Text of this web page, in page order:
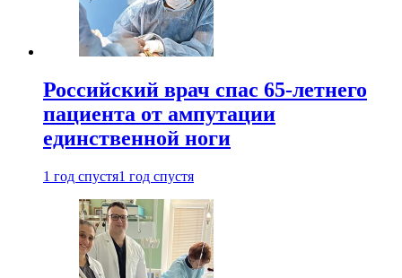
Российский врач спас 65-летнего
пациента от ампутации
единственной ноги
1 год спустя1 год спустя